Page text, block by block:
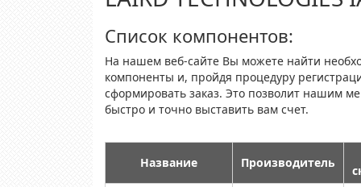
Список компонентов:
На нашем веб-сайте Вы можете найти
компоненты и, пройдя процедуру
сформировать заказ. Это позволит нашим
быстро и точно выставить вам счет.
Название Производитель